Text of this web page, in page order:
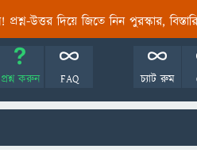
প্রশ্ন-উত্তর দিয়ে জিতে নিন পুরস্কার,
প্রশ্ন করুন FAQ চ্যাট রুম